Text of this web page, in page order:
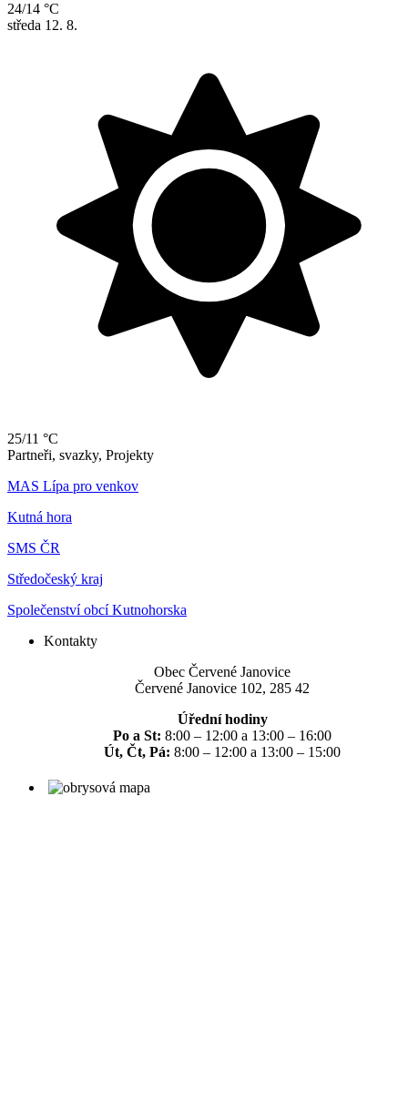
24/14 °C
středa 12. 8.
25/11 °C
Partneři, svazky, Projekty
MAS Lípa pro venkov
Kutná hora
SMS ČR
Středočeský kraj
Společenství obcí Kutnohorska
Kontakty
Obec Červené Janovice
Červené Janovice 102, 285 42
Úřední hodiny
Po a St: 8:00 – 12:00 a 13:00 – 16:00
Út, Čt, Pá: 8:00 – 12:00 a 13:00 – 15:00